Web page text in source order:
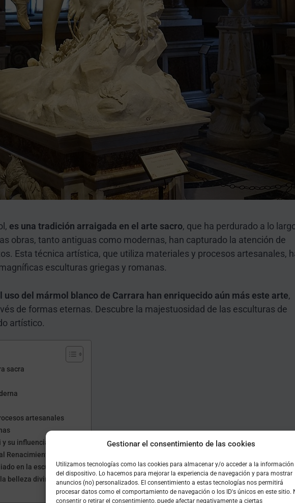
Gestionar el consentimiento de las cookies
Utilizamos tecnologías como las cookies para almacenar y/o acceder a la información
del dispositivo. Lo hacemos para mejorar la experiencia de navegación y para mostrar
anuncios (no) personalizados. El consentimiento a estas tecnologías nos permitirá
procesar datos como el comportamiento de navegación o los ID's únicos en este sitio.
consentir o retirar el consentimiento, puede afectar negativamente a ciertas
es una tradición arraigada en el arte sacro, que ha perdurado a lo
obras, tanto antiguas como modernas, han capturado la atención de
Esta técnica artística, que utiliza materiales y procesos artesanales,
esculturas griegas y romanas.
uso del mármol blanco de Carrara han enriquecido aún más este arte,
de formas eternas. Descubre la majestuosidad de las esculturas de
artístico.
sacra
artesanales
su influencia en el arte
Renacimiento
en la escultura
belleza divina